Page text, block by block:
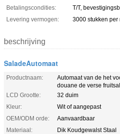
Betalingscondities:
T/T,
Levering vermogen:
3000 stukken per
beschrijving
SaladeAutomaat
Productnaam:
Automaat van de het
douane de verse
LCD Grootte:
32 duim
Kleur:
Wit of aangepast
OEM/ODM orde:
Aanvaardbaar
Materiaal:
Dik Koudgewalst Staal